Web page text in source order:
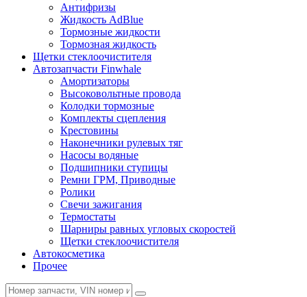
Антифризы
Жидкость AdBlue
Тормозные жидкости
Тормозная жидкость
Щетки стеклоочистителя
Автозапчасти Finwhale
Амортизаторы
Высоковольтные провода
Колодки тормозные
Комплекты сцепления
Крестовины
Наконечники рулевых тяг
Насосы водяные
Подшипники ступицы
Ремни ГРМ, Приводные
Ролики
Свечи зажигания
Термостаты
Шарниры равных угловых скоростей
Щетки стеклоочистителя
Автокосметика
Прочее